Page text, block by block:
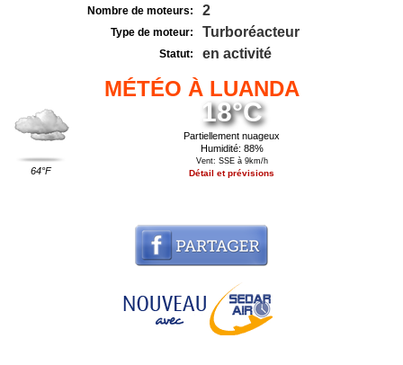
Nombre de moteurs: 2
Type de moteur: Turboréacteur
Statut: en activité
MÉTÉO À LUANDA
64°F
18°C
Partiellement nuageux
Humidité: 88%
Vent: SSE à 9km/h
Détail et prévisions